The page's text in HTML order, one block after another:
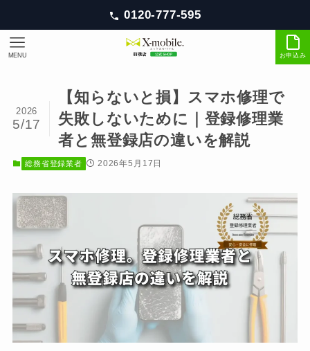
0120-777-595
お申込み
MENU
【知らないと損】スマホ修理で
失敗しないために｜登録修理業
者と無登録店の違いを解説
2026
5/17
総務省登録業者 2026年5月17日